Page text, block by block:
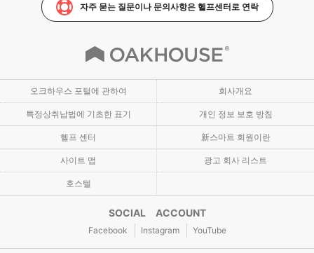
자주 묻는 질문이나 문의사항은 헬프센터로 연락
오크하우스 포털에 관하여 회사개요
특정상취납법에 기초한 표기 개인 정보 보호 방침
헬프 센터 新스마트 회원이란
사이트 맵 광고 회사 리스트
호스텔
SOCIAL ACCOUNT
Facebook Instagram YouTube